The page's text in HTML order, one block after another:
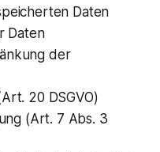
Daten
Daten
der
20 DSGVO)
(Art. 7 Abs. 3